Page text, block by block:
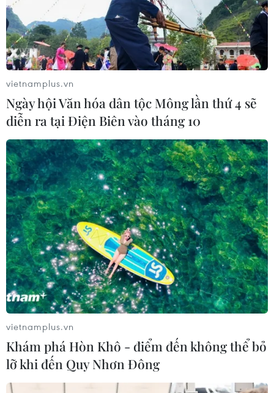
vietnamplus.vn
Ngày hội Văn hóa dân tộc Mông lần thứ 4 sẽ
diễn ra tại Điện Biên vào tháng 10
vietnamplus.vn
Khám phá Hòn Khô - điểm đến không thể bỏ
lỡ khi đến Quy Nhơn Đông